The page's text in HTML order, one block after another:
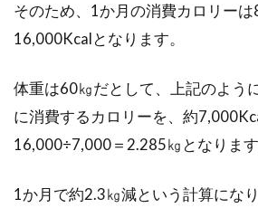
27インチの自転車を
も大丈夫かなぁ。と
そのため、1か月の消費カロリー
16,000Kcalとなります。
体重は60㎏だとして、上記のよう
に消費するカロリーを、約
16,000÷7,000＝2.285㎏となります
1か月で約2.3㎏減という計算になり